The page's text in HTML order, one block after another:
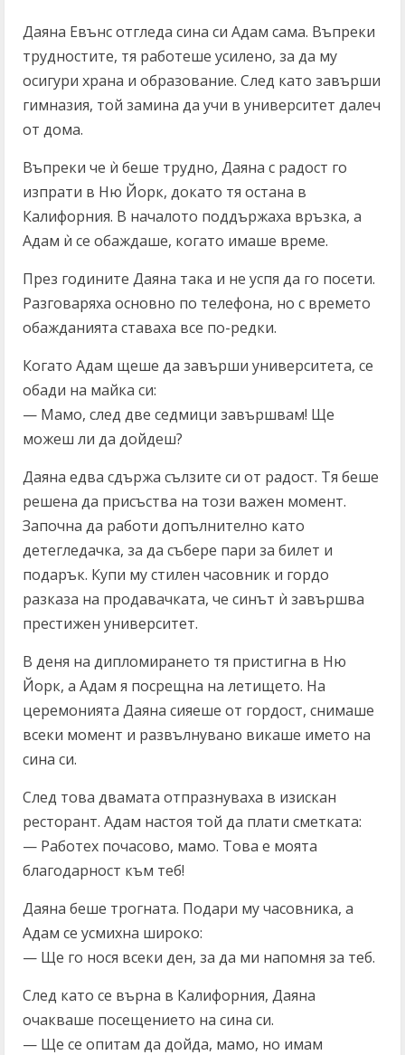
Даяна Евънс отгледа сина си Адам сама. Въпреки
трудностите, тя работеше усилено, за да му
осигури храна и образование. След като завърши
гимназия, той замина да учи в университет далеч
от дома.
Въпреки че ѝ беше трудно, Даяна с радост го
изпрати в Ню Йорк, докато тя остана в
Калифорния. В началото поддържаха връзка, а
Адам ѝ се обаждаше, когато имаше време.
През годините Даяна така и не успя да го посети.
Разговаряха основно по телефона, но с времето
обажданията ставаха все по-редки.
Когато Адам щеше да завърши университета, се
обади на майка си:
— Мамо, след две седмици завършвам! Ще
можеш ли да дойдеш?
Даяна едва сдържа сълзите си от радост. Тя беше
решена да присъства на този важен момент.
Започна да работи допълнително като
детегледачка, за да събере пари за билет и
подарък. Купи му стилен часовник и гордо
разказа на продавачката, че синът ѝ завършва
престижен университет.
В деня на дипломирането тя пристигна в Ню
Йорк, а Адам я посрещна на летището. На
церемонията Даяна сияеше от гордост, снимаше
всеки момент и развълнувано викаше името на
сина си.
След това двамата отпразнуваха в изискан
ресторант. Адам настоя той да плати сметката:
— Работех почасово, мамо. Това е моята
благодарност към теб!
Даяна беше трогната. Подари му часовника, а
Адам се усмихна широко:
— Ще го нося всеки ден, за да ми напомня за теб.
След като се върна в Калифорния, Даяна
очакваше посещението на сина си.
— Ще се опитам да дойда, мамо, но имам